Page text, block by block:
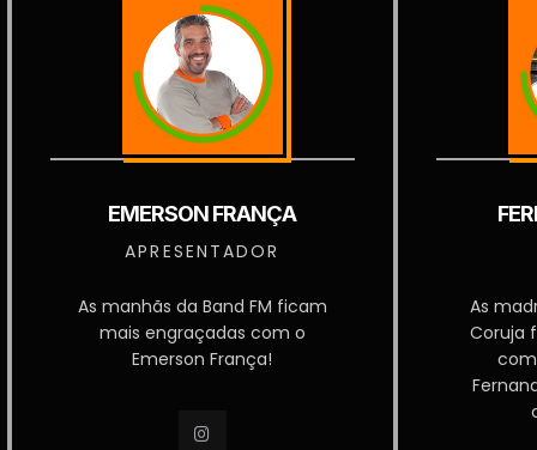
EMERSON FRANÇA
APRESENTADOR
As manhãs da Band FM ficam
mais engraçadas com o
Emerson França!
As
Coruja